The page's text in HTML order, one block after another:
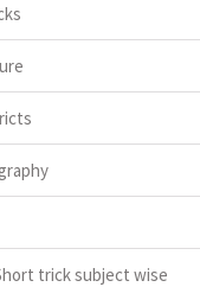
trick subject wise